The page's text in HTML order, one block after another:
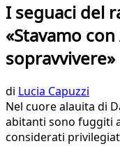
I seguaci del
«Stavamo
sopravvivere»
di Lucia Capuzzi
Nel cuore alauita di
abitanti sono fuggiti
considerati